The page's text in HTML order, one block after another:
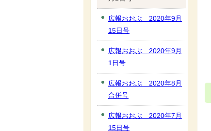
広報おおぶ 2020年9月
15日号
広報おおぶ 2020年9月
1日号
広報おおぶ 2020年8月
合併号
広報おおぶ 2020年7月
15日号